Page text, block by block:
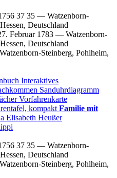
37 35 — Watzenborn-
Deutschland
Februar 1783 — Watzenborn-
Deutschland
Watzenborn-Steinberg, Pohlheim,
Interaktives
Sanduhrdiagramm
Vorfahrenkarte
kompakt Familie mit
Elisabeth Heußer
37 35 — Watzenborn-
Deutschland
Watzenborn-Steinberg, Pohlheim,